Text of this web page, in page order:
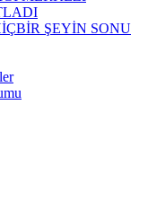
ŞEYİN SONU